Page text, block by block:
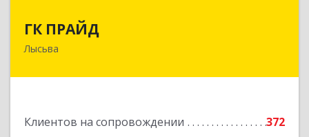
ГК ПРАЙД
Лысьва
Клиентов на сопровождении
372
618909, Пермский край, Лысьва г, Репина ул,